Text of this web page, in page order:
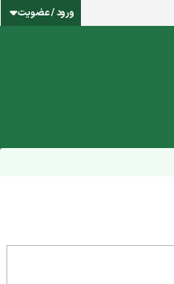
ورود / عضویت